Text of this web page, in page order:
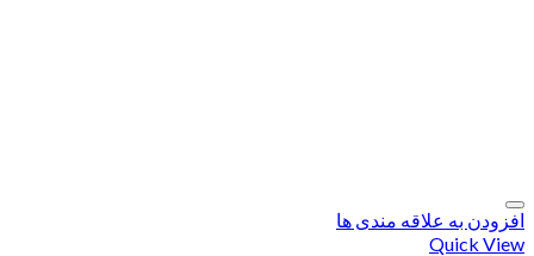
افزودن به علاقه مندی ها
Quick View